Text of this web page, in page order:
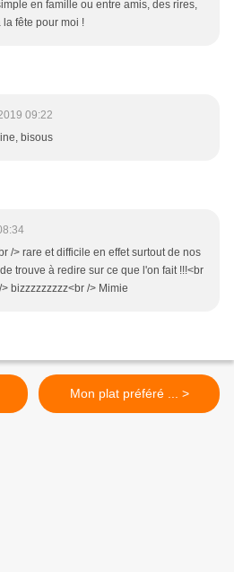
en famille ou entre amis, des rires,
fête pour moi !
09:22
bisous
/> rare et difficile en effet surtout de nos
trouve à redire sur ce que l'on fait !!!<br
bizzzzzzzzz<br /> Mimie
Mon plat préféré ... >